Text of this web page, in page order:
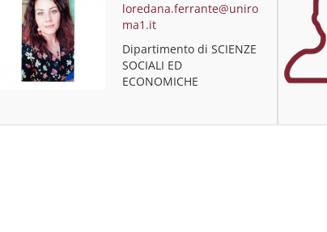
loredana.ferrante@uniro
ma1.it
Dipartimento di SCIENZE
SOCIALI ED
ECONOMICHE